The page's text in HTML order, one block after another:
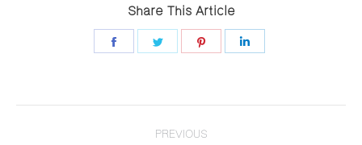
Share This Article
Share
Share
Share
Post
PREVIOUS